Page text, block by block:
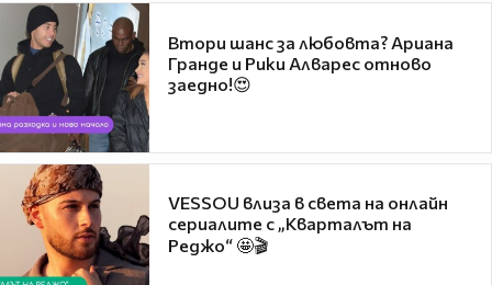
Втори шанс за любовта? Ариана
Гранде и Рики Алварес отново
заедно!😍
VESSOU влиза в света на онлайн
сериалите с „Кварталът на
Реджо“ 🤩🎬